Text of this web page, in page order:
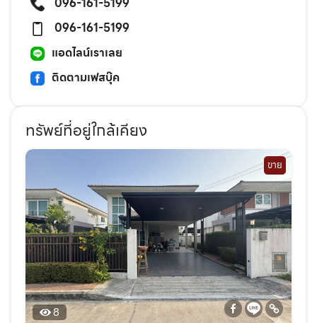
096-161-5199
แอดไลน์เราเลย
ติดตามเฟสบุ๊ค
ทรัพย์ที่อยู่ใกล้เคียง
ขาย
8